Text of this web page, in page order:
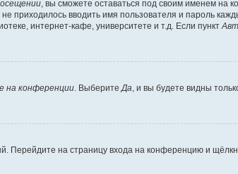
, вы сможете оставаться под своим именем на
приходилось вводить имя пользователя и пароль
интернет-кафе, университете и т.д. Если пункт
на конференции . Выберите Да , и вы будете видны
Перейдите на страницу входа на конференцию и